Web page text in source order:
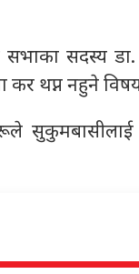
सदस्य डा.
कर थप्न नहुने